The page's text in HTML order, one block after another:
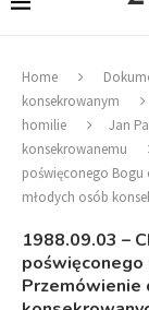
Home
konsekrowanym
homilie
Jan
konsekrowanemu
poświęconego Bogu
młodych osób
1988.09.03 –
poświęconego
Przemówienie